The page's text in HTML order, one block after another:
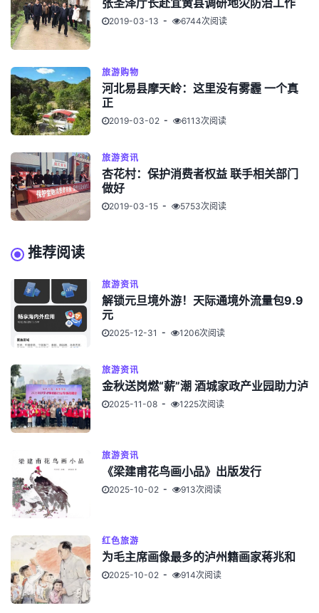
2019-03-13 6744次阅读
旅游购物
河北易县摩天岭：这里没有雾霾 一个真
正
2019-03-02 6113次阅读
旅游资讯
杏花村：保护消费者权益 联手相关部门
做好
2019-03-15 5753次阅读
推荐阅读
旅游资讯
解锁元旦境外游！天际通境外流量包9.9
元
2025-12-31 1206次阅读
旅游资讯
金秋送岗燃“薪”潮 酒城家政产业园助力泸
2025-11-08 1225次阅读
旅游资讯
《梁建甫花鸟画小品》出版发行
2025-10-02 913次阅读
红色旅游
为毛主席画像最多的泸州籍画家蒋兆和
2025-10-02 914次阅读